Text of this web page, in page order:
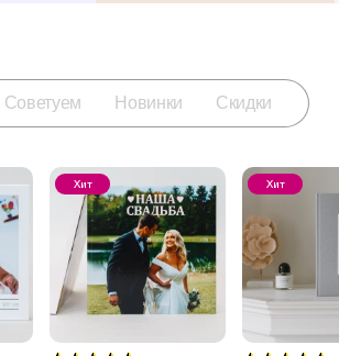
Советуем Новинки Скидки
Хит Хит